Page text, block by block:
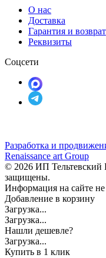
О нас
Доставка
Гарантия и возврат
Реквизиты
Соцсети
Разработка и
Renaissance art Group
© 2026 ИП Тельтевский
защищены.
Информация на сайте
Добавление в корзину
Загрузка...
Загрузка...
Нашли дешевле?
Загрузка...
Купить в 1 клик